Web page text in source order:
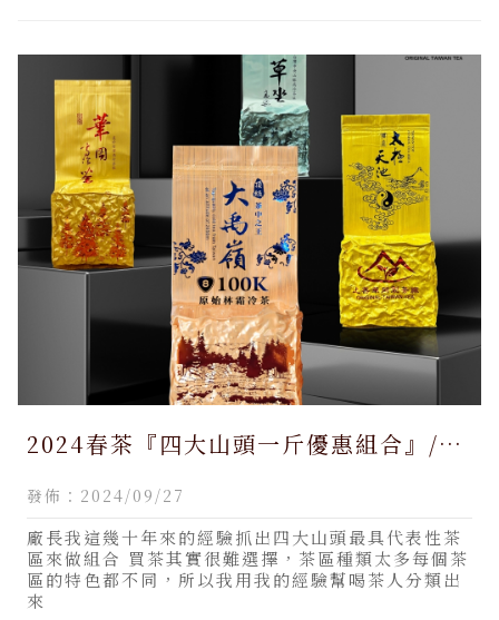
2024春茶『四大山頭一斤優惠組合』/南
山茶,南投合歡山茶,仁愛鄉合歡山茶
發佈：2024/09/27
廠長我這幾十年來的經驗抓出四大山頭最具代表性茶
區來做組合 買茶其實很難選擇，茶區種類太多每個茶
區的特色都不同，所以我用我的經驗幫喝茶人分類出
來